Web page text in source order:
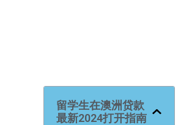
留学生在澳洲贷款
最新2024打开指南